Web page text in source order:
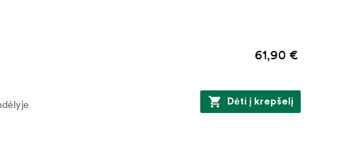
61,90 €
Dėti į krepšelį